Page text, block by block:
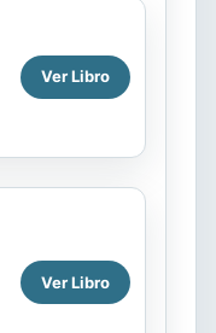
Ver Libro
Ver Libro